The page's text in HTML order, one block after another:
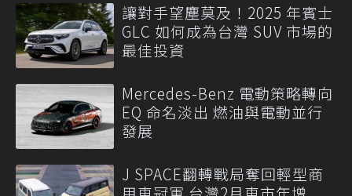
讓對手望塵莫及！2025 年賓士
GLC 如何成為台灣 SUV 市場的
最佳投資
Mercedes-Benz 電動策略轉向
EQ 命名淡出 燃油與電動並行
發展
J SPACE翻轉戰局奪回輕型商